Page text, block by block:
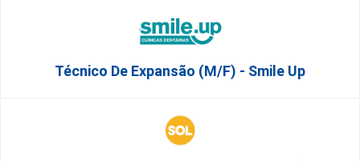
Técnico De Expansão (M/F) - Smile Up